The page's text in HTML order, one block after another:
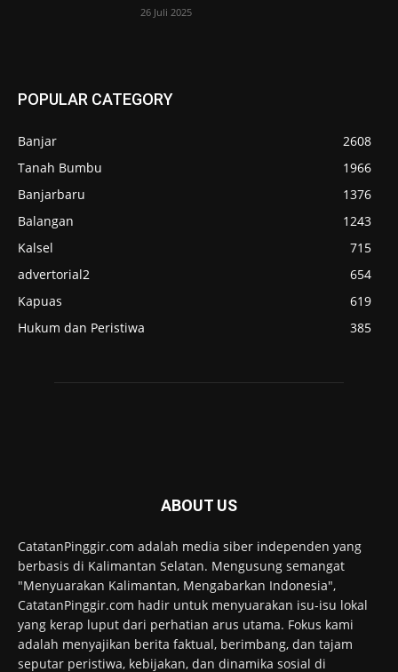
26 Juli 2025
POPULAR CATEGORY
Banjar
2608
Tanah Bumbu
1966
Banjarbaru
1376
Balangan
1243
Kalsel
715
advertorial2
654
Kapuas
619
Hukum dan Peristiwa
385
ABOUT US
CatatanPinggir.com adalah media siber independen yang
berbasis di Kalimantan Selatan. Mengusung semangat
"Menyuarakan Kalimantan, Mengabarkan Indonesia",
CatatanPinggir.com hadir untuk menyuarakan isu-isu lokal
yang kerap luput dari perhatian arus utama. Fokus kami
adalah menyajikan berita faktual, berimbang, dan tajam
seputar peristiwa, kebijakan, dan dinamika sosial di